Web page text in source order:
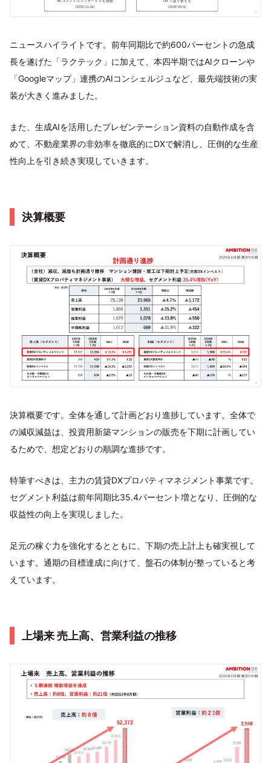
ニュースハイライトです。前年同期比で約600パーセントの急成
長を遂げた「ラクテック」に加えて、本四半期ではAIクローンや
「Googleマップ」連携のAIコンシェルジュなど、最先端技術の実
装が大きく進みました。
また、生成AIを活用したプレゼンテーション資料の自動作成を含
めて、不動産業界の非効率を徹底的にDXで解消し、圧倒的な生産
性向上を引き続き実現していきます。
決算概要
決算概要です。全体を通して計画どおり進捗しています。全体で
の減収減益は、投資用新築マンションの販売を下期に計画してい
るためで、想定どおりの順調な進捗です。
特筆すべきは、主力の賃貸DXプロパティマネジメント事業です。
セグメント利益は前年同期比35.4パーセント増となり、圧倒的な
収益性の向上を実現しました。
足元の稼ぐ力を強化するとともに、下期の売上計上も確実視して
います。通期の目標達成に向けて、盤石の体制が整っていると考
えています。
上場来 売上高、営業利益の推移